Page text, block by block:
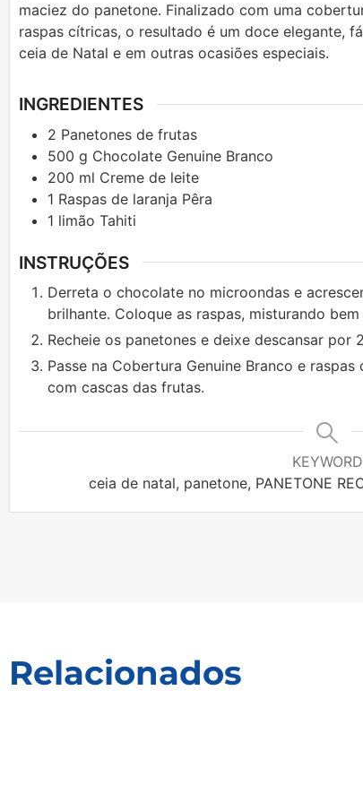
maciez do panetone. Finalizado com uma
raspas cítricas, o resultado é um doce elegante,
ceia de Natal e em outras ocasiões especiais.
INGREDIENTES
2 Panetones de frutas
500 g Chocolate Genuine Branco
200 ml Creme de leite
1 Raspas de laranja Pêra
1 limão Tahiti
INSTRUÇÕES
Derreta o chocolate no microondas e
brilhante. Coloque as raspas, misturando
Recheie os panetones e deixe descansar por
Passe na Cobertura Genuine Branco e
com cascas das frutas.
KEYWORD
ceia de natal, panetone, PANETONE
Relacionados